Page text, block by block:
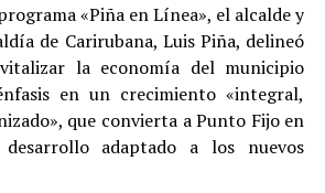
«Piña en Línea», el alcalde y
de Carirubana, Luis Piña, delineó
la economía del municipio
en un crecimiento «integral,
que convierta a Punto Fijo en
adaptado a los nuevos